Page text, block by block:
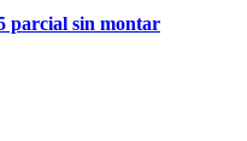
parcial sin montar